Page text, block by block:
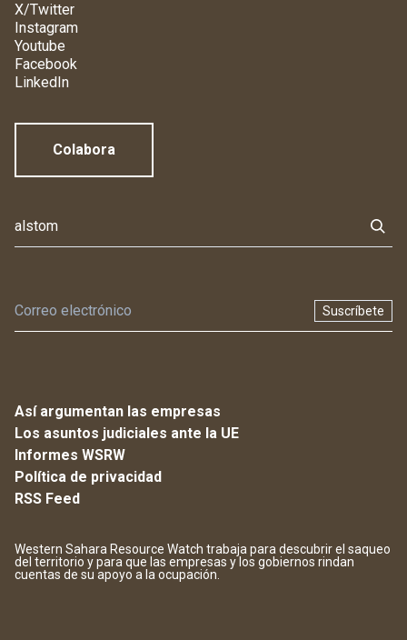
X/Twitter
Instagram
Youtube
Facebook
LinkedIn
Colabora
Suscríbete
Así argumentan las empresas
Los asuntos judiciales ante la UE
Informes WSRW
Política de privacidad
RSS Feed
Western Sahara Resource Watch trabaja para descubrir el saqueo
del territorio y para que las empresas y los gobiernos rindan
cuentas de su apoyo a la ocupación.